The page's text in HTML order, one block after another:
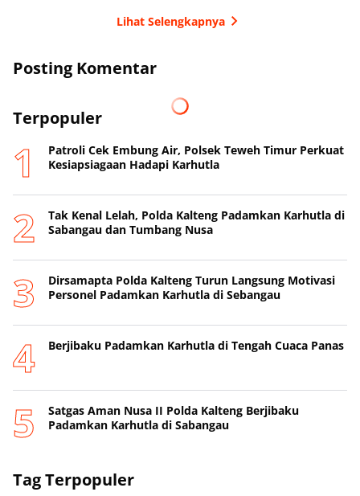
Lihat Selengkapnya
Posting Komentar
Terpopuler
Patroli Cek Embung Air, Polsek Teweh Timur Perkuat
Kesiapsiagaan Hadapi Karhutla
Tak Kenal Lelah, Polda Kalteng Padamkan Karhutla di
Sabangau dan Tumbang Nusa
Dirsamapta Polda Kalteng Turun Langsung Motivasi
Personel Padamkan Karhutla di Sebangau
Berjibaku Padamkan Karhutla di Tengah Cuaca Panas
Satgas Aman Nusa II Polda Kalteng Berjibaku
Padamkan Karhutla di Sabangau
Tag Terpopuler